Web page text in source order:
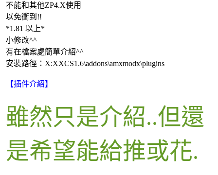
不能和其他ZP4.X使用
以免衝到!!
*1.81 以上*
小修改^^
有在檔案處簡單介紹^^
安裝路徑：X:XXCS1.6\addons\amxmodx\plugins
【插件介紹】
雖然只是介紹..但還
是希望能給推或花.